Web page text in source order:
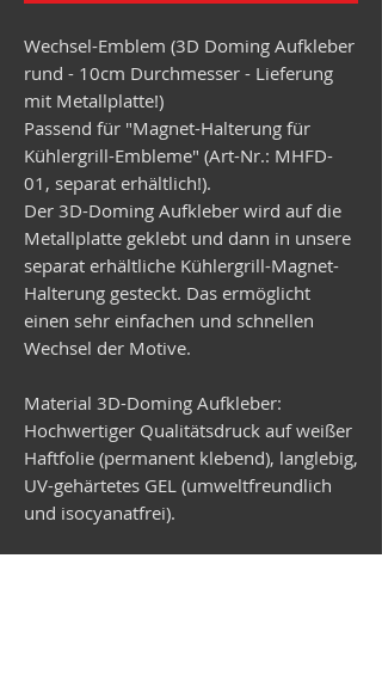
Wechsel-Emblem (3D Doming Aufkleber
rund - 10cm Durchmesser - Lieferung
mit Metallplatte!)
Passend für "Magnet-Halterung für
Kühlergrill-Embleme" (Art-Nr.: MHFD-
01, separat erhältlich!).
Der 3D-Doming Aufkleber wird auf die
Metallplatte geklebt und dann in unsere
separat erhältliche Kühlergrill-Magnet-
Halterung gesteckt. Das ermöglicht
einen sehr einfachen und schnellen
Wechsel der Motive.
Material 3D-Doming Aufkleber:
Hochwertiger Qualitätsdruck auf weißer
Haftfolie (permanent klebend), langlebig,
UV-gehärtetes GEL (umweltfreundlich
und isocyanatfrei).